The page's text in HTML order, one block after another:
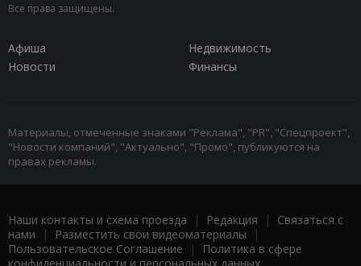
Все права защищены.
Афиша
Недвижимость
Новости
Финансы
Материалы, отмеченные знаками "Реклама", "PR", "Спецпроект",
"Новости компаний", "Актуально", "Промо", публикуются на
правах рекламы.
Наши контакты и схема проезда | Редакция | Связаться с
нами | Разместить свои видеоматериалы |
Пользовательское Соглашение |
Политика в сфере